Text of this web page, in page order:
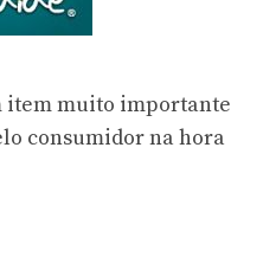
item muito importante
consumidor na hora